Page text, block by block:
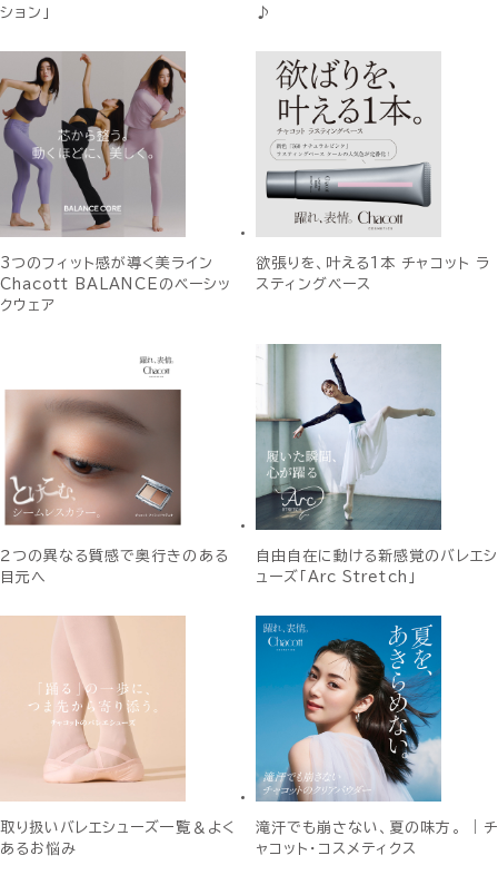
ション」
♪
3つのフィット感が導く美ライン
Chacott BALANCEのベーシッ
クウェア
欲張りを、叶える1本 チャコット ラ
スティングベース
２つの異なる質感で奥行きのある
目元へ
自由自在に動ける新感覚のバレエシ
ューズ「Arc Stretch」
取り扱いバレエシューズ一覧＆よく
あるお悩み
滝汗でも崩さない、夏の味方。 ｜チ
ャコット・コスメティクス